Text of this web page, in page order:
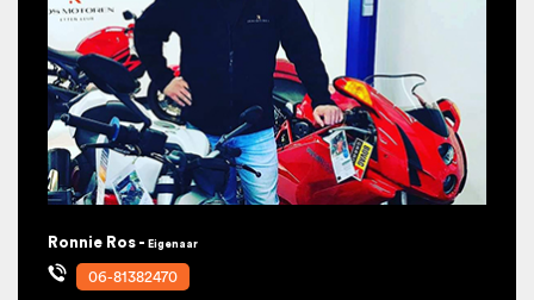
Ronnie Ros - Eigenaar
06-81382470